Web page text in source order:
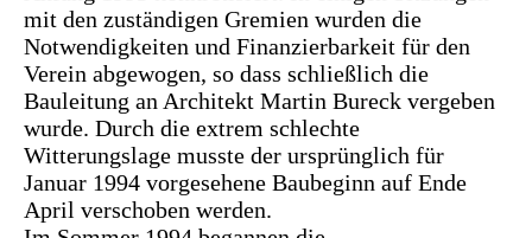
mit den zuständigen Gremien wurden die
Notwendigkeiten und Finanzierbarkeit für den
Verein abgewogen, so dass schließlich die
Bauleitung an Architekt Martin Bureck vergeben
wurde. Durch die extrem schlechte
Witterungslage musste der ursprünglich für
Januar 1994 vorgesehene Baubeginn auf Ende
April verschoben werden.